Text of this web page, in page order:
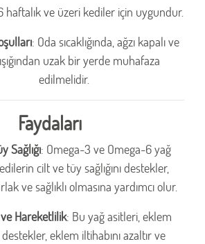
haftalık ve üzeri kediler için uygundur.
: Oda sıcaklığında, ağzı kapalı ve
uzak bir yerde muhafaza
edilmelidir.
Faydaları
Sağlığı: Omega-3 ve Omega-6 yağ
cilt ve tüy sağlığını destekler,
ve sağlıklı olmasına yardımcı olur.
Hareketlilik: Bu yağ asitleri, eklem
destekler, eklem iltihabını azaltır ve